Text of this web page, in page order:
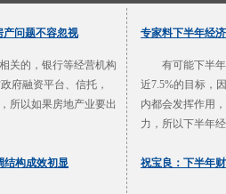
产问题不容忽视
关的，银行等经营机构
府融资平台、信托，
所以如果房地产业要出
结构成效初显
专家料下半年经
有可能下半
近7.5%的目标，
内都会发挥作用
力，所以下半年
祝宝良：下半年